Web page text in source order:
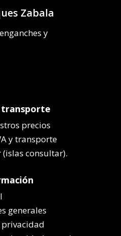
Zabala
y
transporte
precios
y transporte
consultar).
generales